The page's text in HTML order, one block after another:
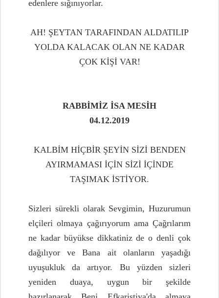
edenlere sığınıyorlar.
AH! ŞEYTAN TARAFINDAN ALDATILIP
YOLDA KALACAK OLAN NE KADAR
ÇOK KİŞİ VAR!
RABBİMİZ İSA MESİH
04.12.2019
KALBİM HİÇBİR ŞEYİN SİZİ BENDEN
AYIRMAMASI İÇİN SİZİ İÇİNDE
TAŞIMAK İSTİYOR.
Sizleri sürekli olarak Sevgimin, Huzurumun
elçileri olmaya çağırıyorum ama Çağrılarım
ne kadar büyükse dikkatiniz de o denli çok
dağılıyor ve Bana ait olanların yaşadığı
uyuşukluk da artıyor. Bu yüzden sizleri
yeniden duaya, uygun bir şekilde